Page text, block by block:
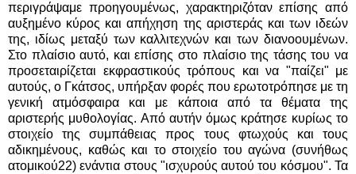
περιγράψαμε προηγουμένως, χαρακτηριζόταν επίσης από
αυξημένο κύρος και απήχηση της αριστεράς και των ιδεών
της, ιδίως μεταξύ των καλλιτεχνών και των διανοουμένων.
Στο πλαίσιο αυτό, και επίσης στο πλαίσιο της τάσης του να
προσεταιρίζεται εκφραστικούς τρόπους και να "παίζει" με
αυτούς, ο Γκάτσος, υπήρξαν φορές που ερωτοτρόπησε με τη
γενική ατμόσφαιρα και με κάποια από τα θέματα της
αριστερής μυθολογίας. Από αυτήν όμως κράτησε κυρίως το
στοιχείο της συμπάθειας προς τους φτωχούς και τους
αδικημένους, καθώς και το στοιχείο του αγώνα (συνήθως
ατομικού22) ενάντια στους "ισχυρούς αυτού του κόσμου". Τα